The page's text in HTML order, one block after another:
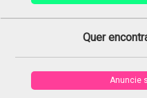
Quer
Anuncie